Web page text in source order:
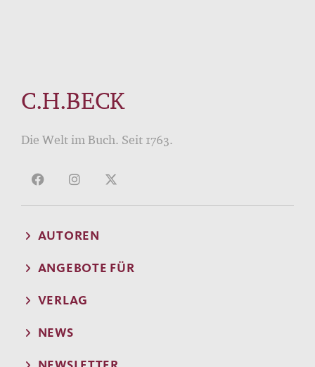
C.H.BECK
Die Welt im Buch. Seit 1763.
AUTOREN
ANGEBOTE FÜR
VERLAG
NEWS